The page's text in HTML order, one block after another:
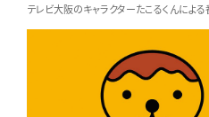
テレビ大阪のキャラクターたこるくんによ